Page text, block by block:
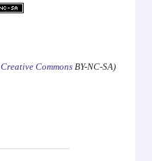
Creative CommonsBY-NC-SA)